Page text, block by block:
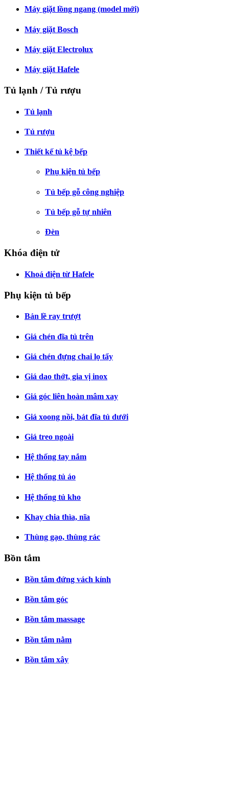
Máy giặt lồng ngang (model mới)
Máy giặt Bosch
Máy giặt Electrolux
Máy giặt Hafele
Tủ lạnh / Tủ rượu
Tủ lạnh
Tủ rượu
Thiết kế tủ kệ bếp
Phụ kiện tủ bếp
Tủ bếp gỗ công nghiệp
Tủ bếp gỗ tự nhiên
Đèn
Khóa điện tử
Khoá điện từ Hafele
Phụ kiện tủ bếp
Bản lề ray trượt
Giá chén đĩa tủ trên
Giá chén đựng chai lọ tẩy
Giá dao thớt, gia vị inox
Giá góc liên hoàn mâm xay
Giá xoong nồi, bát đĩa tủ dưới
Giá treo ngoài
Hệ thống tay nắm
Hệ thống tủ áo
Hệ thống tủ kho
Khay chia thìa, nĩa
Thùng gạo, thùng rác
Bồn tắm
Bồn tắm đứng vách kính
Bồn tắm góc
Bồn tắm massage
Bồn tắm nằm
Bồn tắm xây